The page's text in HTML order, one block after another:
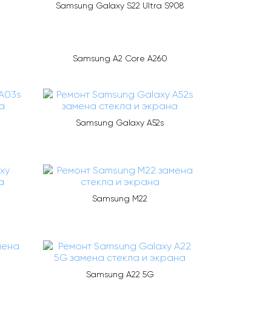
Samsung Galaxy S22 Ultra S908
Samsung A2 Core A260
Samsung Galaxy A52s
Samsung M22
Samsung A22 5G